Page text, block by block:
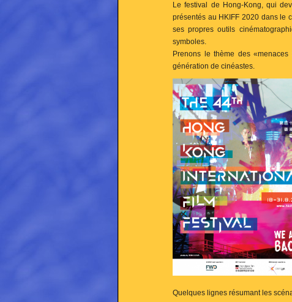
Le festival de Hong-Kong, qui
présentés au HKIFF 2020 dans le
ses propres outils
symboles.
Prenons le thème des
génération de cinéastes.
Quelques lignes résumant les